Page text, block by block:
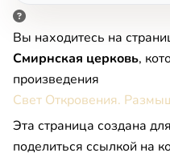
Вы находитесь на
Смирнская церковь,
произведения
Свет Откровения.
Эта страница создана
поделиться ссылкой на